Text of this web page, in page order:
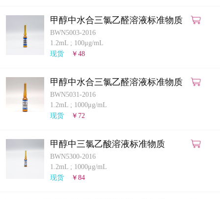
甲醇中水合三氯乙醛溶液标准物质
BWN5003-2016
1.2mL ; 100μg/mL
现货
￥48
甲醇中水合三氯乙醛溶液标准物质
BWN5031-2016
1.2mL ; 1000μg/mL
现货
￥72
甲醇中三氯乙酸溶液标准物质
BWN5300-2016
1.2mL ; 1000μg/mL
现货
￥84